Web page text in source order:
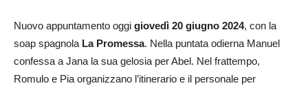
Nuovo appuntamento oggi giovedì 20 giugno 2024, con la
soap spagnola La Promessa. Nella puntata odierna Manuel
confessa a Jana la sua gelosia per Abel. Nel frattempo,
Romulo e Pia organizzano l’itinerario e il personale per